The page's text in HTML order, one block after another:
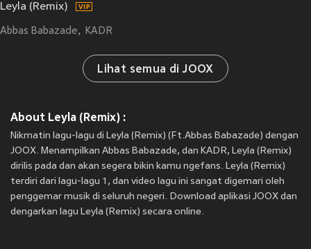
Leyla (Remix)
Abbas Babazade KADR
Lihat semua di JOOX
About Leyla (Remix) :
Nikmatin lagu-lagu di Leyla (Remix) (Ft.Abbas Babazade) dengan
JOOX. Menampilkan Abbas Babazade, dan KADR, Leyla (Remix)
dirilis pada dan akan segera bikin kamu ngefans. Leyla (Remix)
terdiri dari lagu-lagu 1, dan video lagu ini sangat digemari oleh
penggemar musik di seluruh negeri. Download aplikasi JOOX dan
dengarkan lagu Leyla (Remix) secara online.